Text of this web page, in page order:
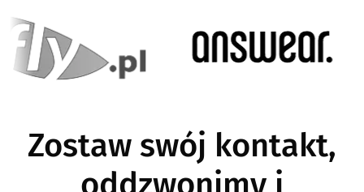
Zostaw swój kontakt,